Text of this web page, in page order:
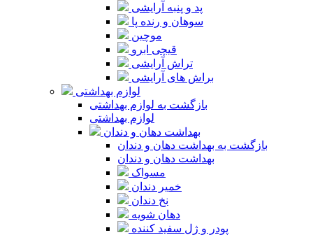
پد و پنبه آرایشی
سوهان و رنده پا
موچین
قیچی ابرو
تراش آرایشی
براش های آرایشی
لوازم بهداشتی
بازگشت به لوازم بهداشتی
لوازم بهداشتی
بهداشت دهان و دندان
بازگشت به بهداشت دهان و دندان
بهداشت دهان و دندان
مسواک
خمیر دندان
نخ دندان
دهان شویه
پودر و ژل سفید کننده